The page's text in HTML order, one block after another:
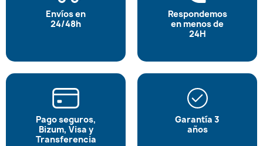
Envíos en
24/48h
Respondemos
en menos de
24H
Pago seguros,
Bizum, Visa y
Transferencia
Garantía 3
años